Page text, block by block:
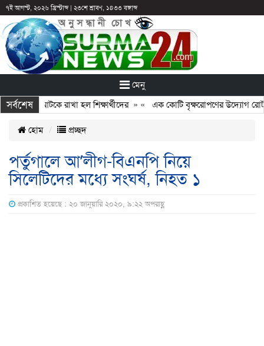
৭ই আগস্ট, ২০২৬ খ্রিস্টাব্দ| ২৩শে শ্রাবণ, ১৪৩৩ বঙ্গাব্দ
মেনু
সর্বশেষ
পরও আটকে রাখা হল শিক্ষার্থীদের» «এক কোটি বৃক্ষরোপণের উদ্যোগ
হোম প্রচ্ছদ
পর্তুগালে আ’লীগ-বিএনপি নিয়ে
সিলেটিদের মধ্যে সংঘর্ষ, নিহত ১
প্রকাশিত হয়েছে : ২০ জানুয়ারি ২০২০, ৯:২২ অপরাহ্ণ